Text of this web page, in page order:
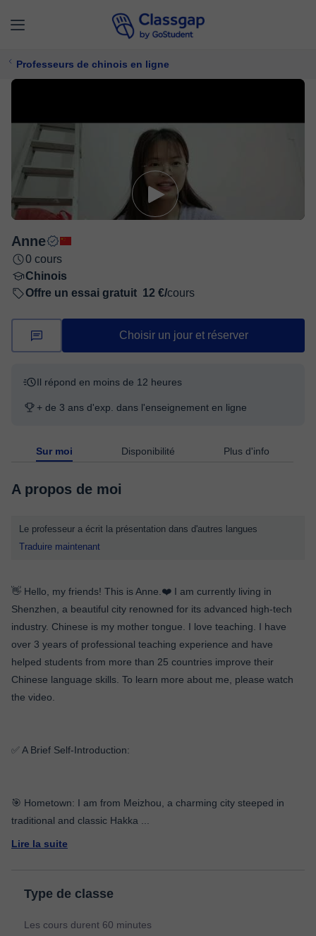
Professeurs de chinois en ligne
Anne
0 cours
Chinois
Offre un essai gratuit 12 €/cours
Choisir un jour et réserver
Il répond en moins de 12 heures
+ de 3 ans d'exp. dans l'enseignement en ligne
Sur moi Disponibilité Plus d'info
A propos de moi
Le professeur a écrit la présentation dans d'autres langues
Traduire maintenant
👋 Hello, my friends! This is Anne.❤️ I am currently living in
Shenzhen, a beautiful city renowned for its advanced high-tech
industry. Chinese is my mother tongue. I love teaching. I have
over 3 years of professional teaching experience and have
helped students from more than 25 countries improve their
Chinese language skills. To learn more about me, please watch
the video.
✅ A Brief Self-Introduction:
🎯 Hometown: I am from Meizhou, a charming city steeped in
traditional and classic Hakka
Lire la suite
Type de classe
Les cours durent 60 minutes